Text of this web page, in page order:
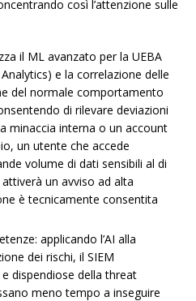
così l’attenzione sulle
il ML avanzato per la UEBA
e la correlazione delle
del normale comportamento
di rilevare deviazioni
minaccia interna o un account
un utente che accede
volume di dati sensibili al di
un avviso ad alta
è tecnicamente consentita
applicando l’AI alla
dei rischi, il SIEM
dispendiose della threat
meno tempo a inseguire